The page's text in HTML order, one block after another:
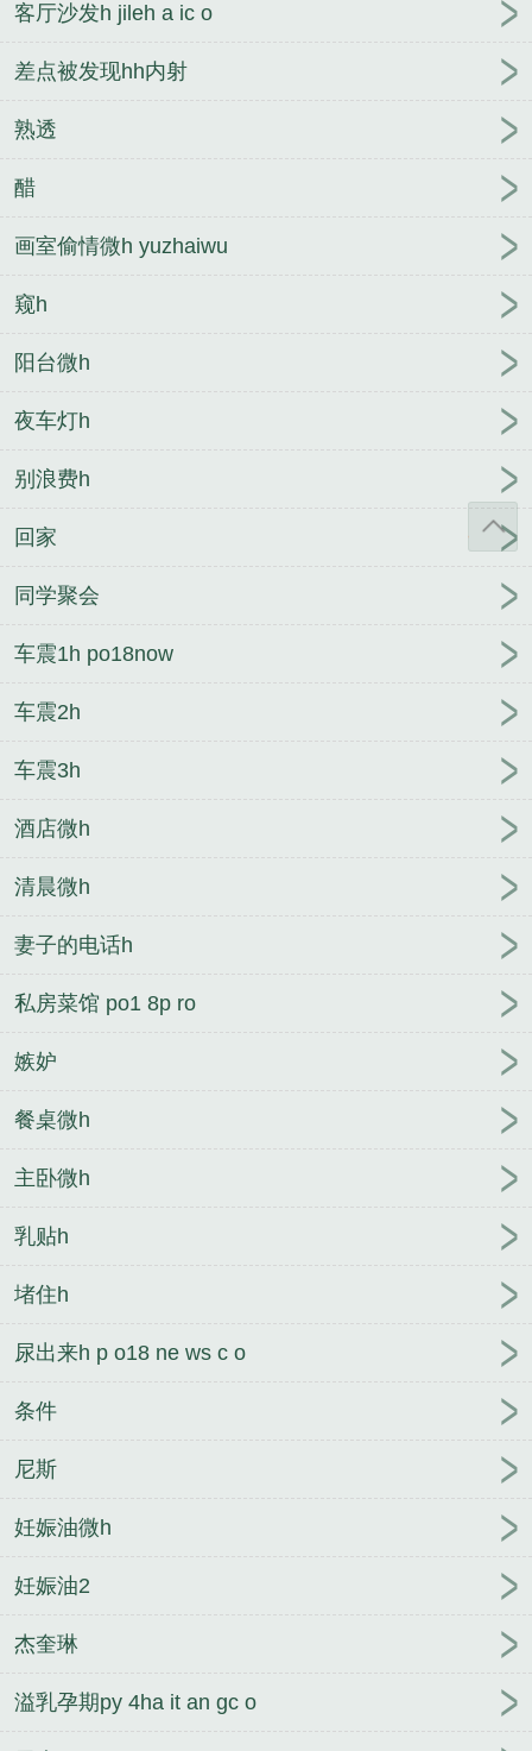
客厅沙发h jileh a ic o
差点被发现hh内射
熟透
醋
画室偷情微h yuzhaiwu
窥h
阳台微h
夜车灯h
别浪费h
回家
同学聚会
车震1h po18now
车震2h
车震3h
酒店微h
清晨微h
妻子的电话h
私房菜馆 po1 8p ro
嫉妒
餐桌微h
主卧微h
乳贴h
堵住h
尿出来h p o18 ne ws c o
条件
尼斯
妊娠油微h
妊娠油2
杰奎琳
溢乳孕期py 4ha it an gc o